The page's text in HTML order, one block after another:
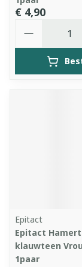
€ 4,90
Epitact
Epitact
klauwteen
1paar